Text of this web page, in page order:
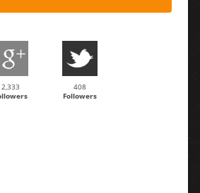
2,333
408
Followers